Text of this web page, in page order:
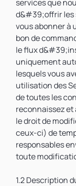
services que
d&#39;offrir les
vous abonner à
bon de
le flux
uniquement
lesquels vous
utilisation des
de toutes les
reconnaissez
le droit de
ceux-ci) de
responsables
toute
1.2 Description